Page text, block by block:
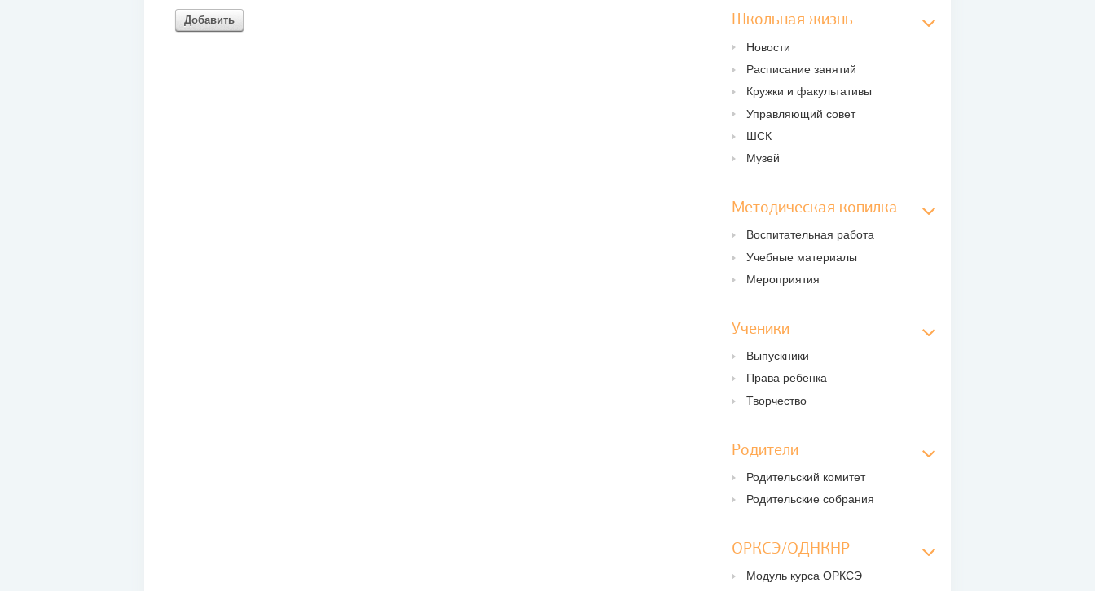
Добавить Школьная жизнь
Новости
Расписание занятий
Кружки и факультативы
Управляющий совет
ШСК
Музей
Методическая копилка
Воспитательная работа
Учебные материалы
Мероприятия
Ученики
Выпускники
Права ребенка
Творчество
Родители
Родительский комитет
Родительские собрания
ОРКСЭ/ОДНКНР
Модуль курса ОРКСЭ